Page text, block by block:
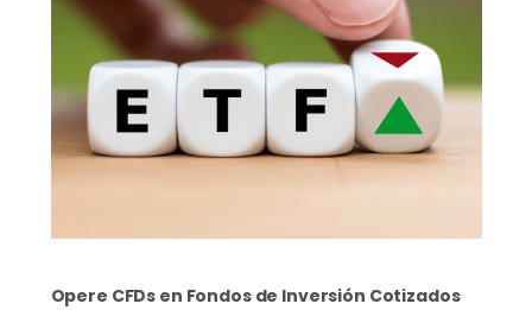
Opere CFDs en Fondos de Inversión Cotizados